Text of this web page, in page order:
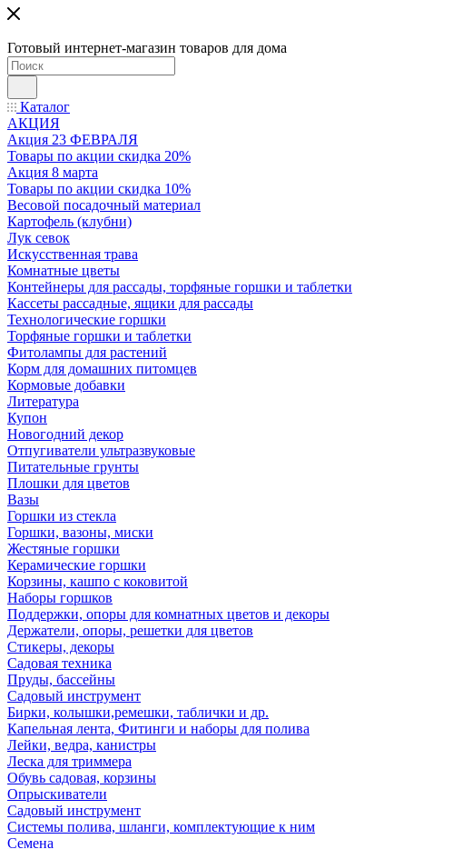
Готовый интернет-магазин товаров для дома
Каталог
АКЦИЯ
Акция 23 ФЕВРАЛЯ
Товары по акции скидка 20%
Акция 8 марта
Товары по акции скидка 10%
Весовой посадочный материал
Картофель (клубни)
Лук севок
Искусственная трава
Комнатные цветы
Контейнеры для рассады, торфяные горшки и таблетки
Кассеты рассадные, ящики для рассады
Технологические горшки
Торфяные горшки и таблетки
Фитолампы для растений
Корм для домашних питомцев
Кормовые добавки
Литература
Купон
Новогодний декор
Отпугиватели ультразвуковые
Питательные грунты
Плошки для цветов
Вазы
Горшки из стекла
Горшки, вазоны, миски
Жестяные горшки
Керамические горшки
Корзины, кашпо с коковитой
Наборы горшков
Поддержки, опоры для комнатных цветов и декоры
Держатели, опоры, решетки для цветов
Стикеры, декоры
Садовая техника
Пруды, бассейны
Садовый инструмент
Бирки, колышки,ремешки, таблички и др.
Капельная лента, Фитинги и наборы для полива
Лейки, ведра, канистры
Леска для триммера
Обувь садовая, корзины
Опрыскиватели
Садовый инструмент
Системы полива, шланги, комплектующие к ним
Семена